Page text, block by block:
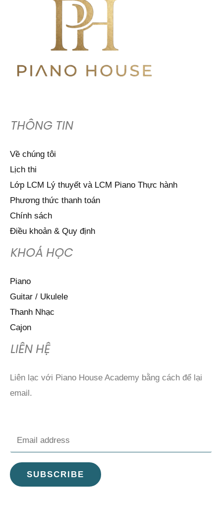
THÔNG TIN
Về chúng tôi
Lịch thi
Lớp LCM Lý thuyết và LCM Piano Thực hành
Phương thức thanh toán
Chính sách
Điều khoản & Quy định
KHOÁ HỌC
Piano
Guitar / Ukulele
Thanh Nhạc
Cajon
LIÊN HỆ
Liên lạc với Piano House Academy bằng cách để lại
email.
m
a
i
SUBSCRIBE